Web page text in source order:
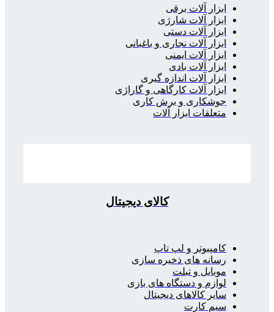
ابزار آلات برقی
ابزار آلات شارژی
ابزار آلات دستی
ابزار آلات نجاری و باغبانی
ابزار آلات ایمنی
ابزار آلات بادی
ابزار آلات اندازه گیری
ابزار آلات کارگاهی و گاراژی
جوشکاری و برش کاری
متعلقات ابزار آلات
کالای دیجیتال
کامپیوتر و لپ تاپ
رسانه های ذخیره سازی
موبایل و تبلت
لوازم و دستگاه های بازی
سایر کالاهای دیجیتال
سیم کارت